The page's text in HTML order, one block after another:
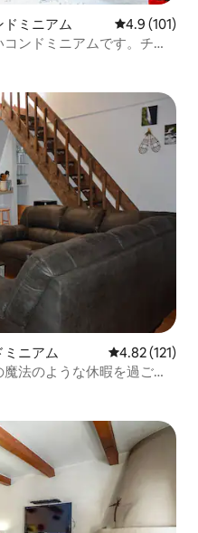
ミニアム レビュー101
4.9 (101)
ンドミニアムです。チェ
ミニアム レビュー121
4.82 (121)
法のような休暇を過ごそ